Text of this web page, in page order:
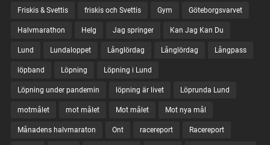
Friskis & Svettis friskis och Svettis Gym Göteborgsvarvet
Halvmarathon Helg Jag springer Kan Jag Kan Du
Lund Lundaloppet Långlördag Långlördag Långpass
löpband Löpning Löpning i Lund
Löpning under pandemin löpning är livet Löprunda Lund
motmålet mot målet Mot målet Mot nya mål
Månadens halvmaraton Ont racereport Racereport